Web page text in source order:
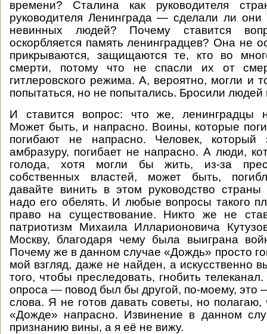
времени? Сталина как руководителя
руководителя Ленинграда — сделали ли они
невинных людей? Почему ставится
оскорбляется память ленинградцев? Она не
прикрываются, защищаются те, кто во
смерти, потому что не спасли их от
гитлеровского режима. А, вероятно, могли и
попытаться, но не попытались. Бросили людей
И ставится вопрос: что же, ленинградцы
Может быть, и напрасно. Воины, которые
погибают не напрасно. Человек, который
амбразуру, погибает не напрасно. А люди,
голода, хотя могли бы жить, из-за
собственных властей, может быть,
давайте винить в этом руководство
надо его обелять. И любые вопросы такого
право на существование. Никто же не
патриотизм Михаила Илларионовича
Москву, благодаря чему была выиграна
Почему же в данном случае «Дождь» просто
мой взгляд, даже не найден, а искусственно
того, чтобы преследовать, гнобить
опроса — повод был бы другой, по-моему, это
слова. Я не готов давать советы, но полагаю,
«Дожде» напрасно. Извинение в данном
признанию вины, а я её не вижу.